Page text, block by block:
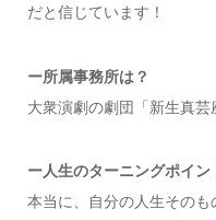
だと信じています！
ー所属事務所は？
大衆演劇の劇団「新生真芸
ー人生のターニングポイン
本当に、自分の人生その